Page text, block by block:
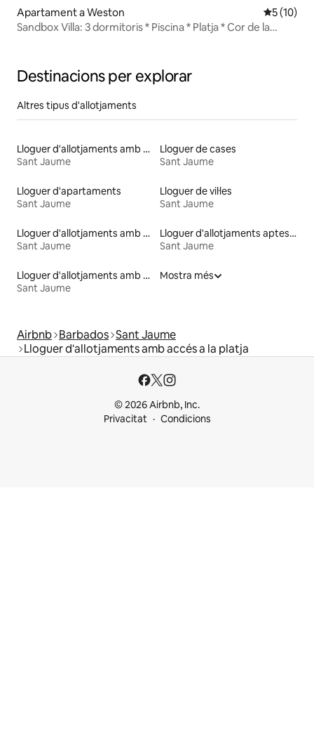
Apartament a Weston 5 de
5 (10)
Sandbox Villa: 3 dormitoris * Piscina * Platja * Cor de la
Destinacions per explorar
Altres tipus d'allotjaments
Lloguer d'allotjaments amb caiac
Sant Jaume
Lloguer de cases
Sant Jaume
Lloguer d'apartaments
Sant Jaume
Lloguer de vil·les
Sant Jaume
Lloguer d'allotjaments amb piscina
Sant Jaume
Lloguer d'allotjaments aptes per a famílies
Sant Jaume
Lloguer d'allotjaments amb banyera d'hidromassatge
Sant Jaume
Mostra més
Airbnb Barbados Sant Jaume
Lloguer d'allotjaments amb accés a la platja
© 2026 Airbnb, Inc.
Privacitat
Condicions